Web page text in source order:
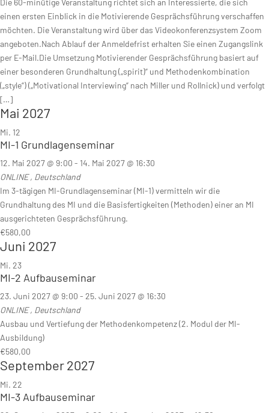
Die 60-minütige Veranstaltung richtet sich an Interessierte, die sich
einen ersten Einblick in die Motivierende Gesprächsführung verschaffen
möchten. Die Veranstaltung wird über das Videokonferenzsystem Zoom
angeboten.Nach Ablauf der Anmeldefrist erhalten Sie einen Zugangslink
per E-Mail.Die Umsetzung Motivierender Gesprächsführung basiert auf
einer besonderen Grundhaltung („spirit)“ und Methodenkombination
(„style“) („Motivational Interviewing“ nach Miller und Rollnick) und verfolgt
[…]
Mai 2027
Mi. 12
MI-1 Grundlagenseminar
12. Mai 2027 @ 9:00 - 14. Mai 2027 @ 16:30
ONLINE, Deutschland
Im 3-tägigen MI-Grundlagenseminar (MI-1) vermitteln wir die
Grundhaltung des MI und die Basisfertigkeiten (Methoden) einer an MI
ausgerichteten Gesprächsführung.
€580,00
Juni 2027
Mi. 23
MI-2 Aufbauseminar
23. Juni 2027 @ 9:00 - 25. Juni 2027 @ 16:30
ONLINE, Deutschland
Ausbau und Vertiefung der Methodenkompetenz (2. Modul der MI-
Ausbildung)
€580,00
September 2027
Mi. 22
MI-3 Aufbauseminar